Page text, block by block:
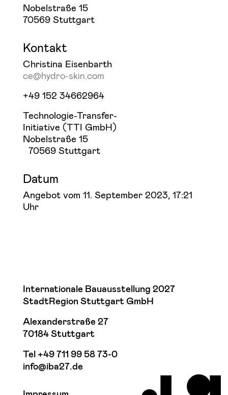
Nobelstraße 15
70569 Stuttgart
Kontakt
Christina Eisenbarth
ce@hydro-skin.com
+49 152 34662964
Technologie-Transfer-
Initiative (TTI GmbH)
Nobelstraße 15
70569 Stuttgart
Datum
Angebot vom 11. September 2023, 17:21
Uhr
Internationale Bauausstellung 2027
StadtRegion Stuttgart GmbH
Alexanderstraße 27
70184 Stuttgart
Tel +49 711 99 58 73-0
info@iba27.de